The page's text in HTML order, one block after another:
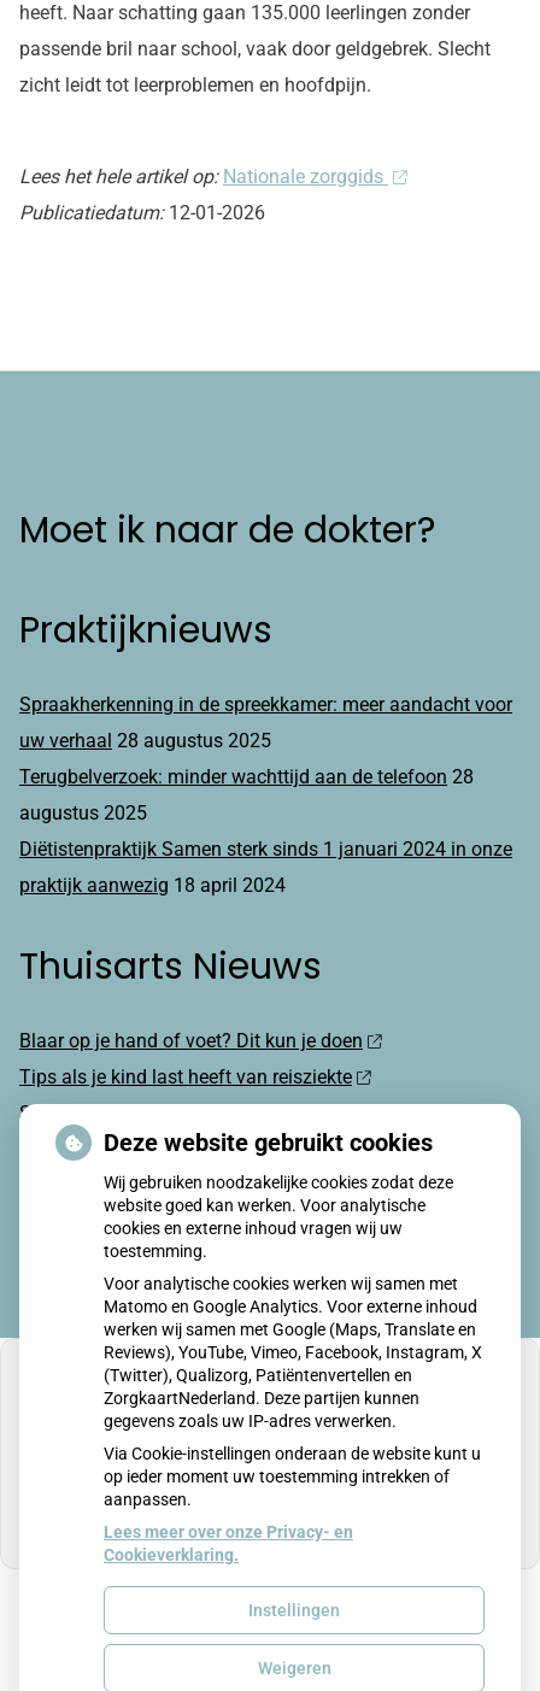
heeft. Naar schatting gaan 135.000 leerlingen zonder
passende bril naar school, vaak door geldgebrek. Slecht
zicht leidt tot leerproblemen en hoofdpijn.
Lees het hele artikel op: Nationale zorggids
Publicatiedatum: 12-01-2026
Moet ik naar de dokter?
Praktijknieuws
Spraakherkenning in de spreekkamer: meer aandacht voor
uw verhaal 28 augustus 2025
Terugbelverzoek: minder wachttijd aan de telefoon 28
augustus 2025
Diëtistenpraktijk Samen sterk sinds 1 januari 2024 in onze
praktijk aanwezig 18 april 2024
Thuisarts Nieuws
Blaar op je hand of voet? Dit kun je doen
Tips als je kind last heeft van reisziekte
Sterke zon op je huid: let op
Denk je na over een borstvergroting?
Twijfel over gender? Hier vind je hulp
U heeft geen toestemming gegeven voor
externe inhoud die nodig is om dit te zien.
Cookie-instellingen wijzigen
Uw Zorg Online
Deze website gebruikt cookies
Wij gebruiken noodzakelijke cookies zodat deze
website goed kan werken. Voor analytische
cookies en externe inhoud vragen wij uw
toestemming.
Voor analytische cookies werken wij samen met
Matomo en Google Analytics. Voor externe inhoud
werken wij samen met Google (Maps, Translate en
Reviews), YouTube, Vimeo, Facebook, Instagram, X
(Twitter), Qualizorg, Patiëntenvertellen en
ZorgkaartNederland. Deze partijen kunnen
gegevens zoals uw IP-adres verwerken.
Via Cookie-instellingen onderaan de website kunt u
op ieder moment uw toestemming intrekken of
aanpassen.
Lees meer over onze Privacy- en
Cookieverklaring.
Instellingen
Weigeren